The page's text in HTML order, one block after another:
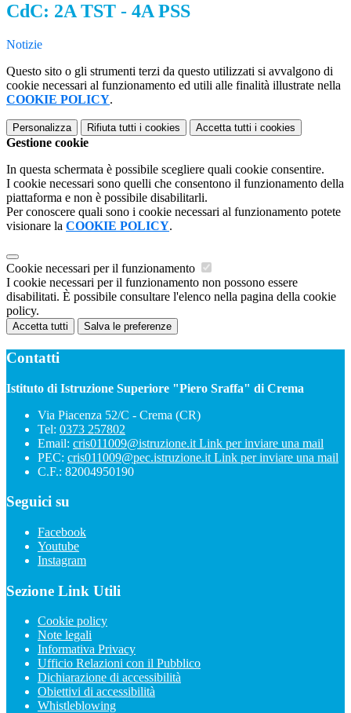
CdC: 2A TST - 4A PSS
Notizie
Questo sito o gli strumenti terzi da questo utilizzati si avvalgono di
cookie necessari al funzionamento ed utili alle finalità illustrate nella
COOKIE POLICY.
Personalizza Rifiuta tutti i cookies Accetta tutti i cookies
Gestione cookie
In questa schermata è possibile scegliere quali cookie consentire.
I cookie necessari sono quelli che consentono il funzionamento della
piattaforma e non è possibile disabilitarli.
Per conoscere quali sono i cookie necessari al funzionamento potete
visionare la COOKIE POLICY.
Cookie necessari per il funzionamento
I cookie necessari per il funzionamento non possono essere
disabilitati. È possibile consultare l'elenco nella pagina della cookie
policy.
Accetta tutti Salva le preferenze
Contatti
Istituto di Istruzione Superiore "Piero Sraffa" di Crema
Via Piacenza 52/C - Crema (CR)
Tel: 0373 257802
Email: cris011009@istruzione.it Link per inviare una mail
PEC: cris011009@pec.istruzione.it Link per inviare una mail
C.F.: 82004950190
Seguici su
Facebook
Youtube
Instagram
Sezione Link Utili
Cookie policy
Note legali
Informativa Privacy
Ufficio Relazioni con il Pubblico
Dichiarazione di accessibilità
Obiettivi di accessibilità
Whistleblowing